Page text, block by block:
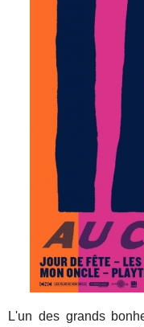
L'un des grands